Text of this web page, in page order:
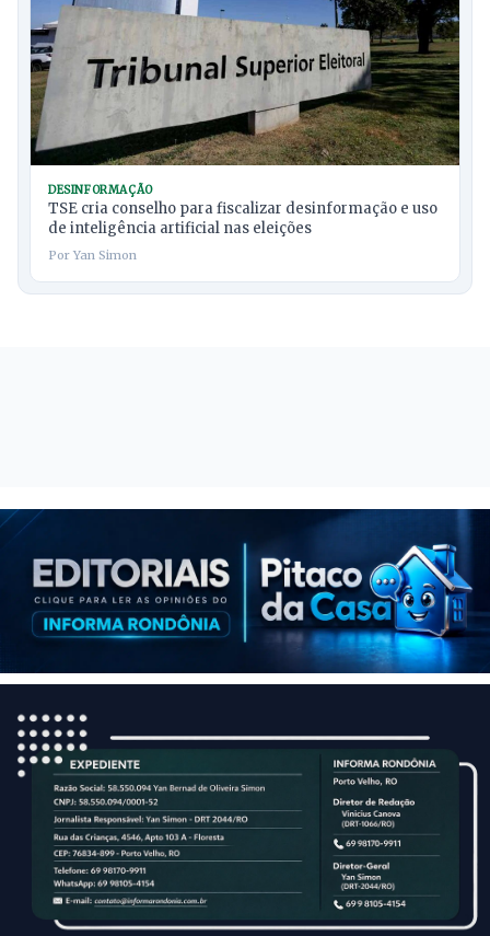
DESINFORMAÇÃO
TSE cria conselho para fiscalizar desinformação e uso
de inteligência artificial nas eleições
Por Yan Simon